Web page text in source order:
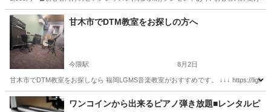
福岡 福岡市 博多駅 ピアノ ピアノレッスン
甘木市でDTM教室をお探しの方へ
今隈駅 8月2日
甘木市でDTM教室をお探しなら 福岡LGMS音楽教室がおすすめです。 ↓↓↓ https://
福岡 三井郡 音楽 DTM
ワンコインから出来るピアノ弾き放題■レンタルピ